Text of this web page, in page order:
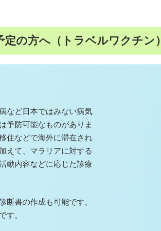
定の方へ（トラベルワクチン）
など日本ではみない病気
予防可能なものがありま
住などで海外に滞在され
えて、マラリアに対する
動内容などに応じた診療
書の作成も可能です。
す。